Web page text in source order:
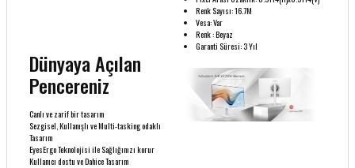
Renk Sayısı: 16.7M
Vesa: Var
Renk : Beyaz
Garanti Süresi: 3 Yıl
Dünyaya Açılan
Pencereniz
Canlı ve zarif bir tasarım
Sezgisel, Kullanışlı ve Multi-tasking odaklı
Tasarım
EyesErgo Teknolojisi ile Sağlığınızı korur
Kullanıcı dostu ve Dahice Tasarım